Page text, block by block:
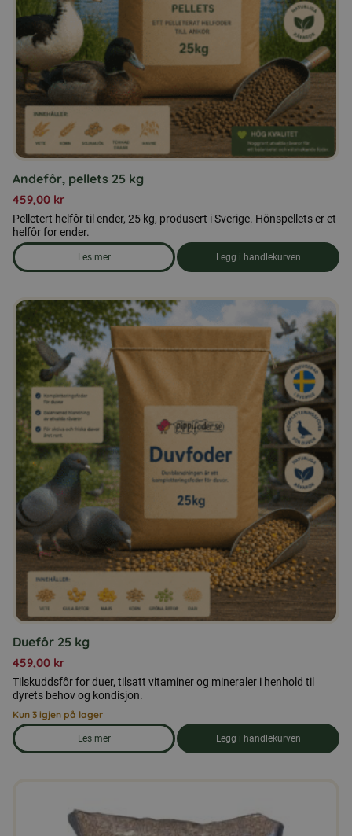
Andefôr, pellets 25 kg
459,00 kr
Pelletert helfôr til ender, 25 kg, produsert i Sverige. Hönspellets er et
helfôr for ender.
Les mer
om produkten Andefôr, pellets 25 kg
Legg i handlekurven
Duefôr 25 kg
459,00 kr
Tilskuddsfôr for duer, tilsatt vitaminer og mineraler i henhold til
dyrets behov og kondisjon.
Kun 3 igjen på lager
Les mer
om produkten Duefôr 25 kg
Legg i handlekurven